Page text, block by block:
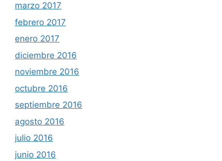
marzo 2017
febrero 2017
enero 2017
diciembre 2016
noviembre 2016
octubre 2016
septiembre 2016
agosto 2016
julio 2016
junio 2016